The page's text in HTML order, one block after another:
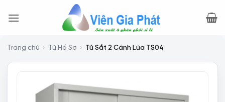
qua
dungTrang chủ › Tủ Hồ Sơ › Tủ Sắt 2 Cánh Lùa TS04